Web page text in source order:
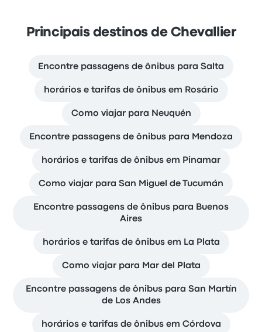
Principais destinos de Chevallier
Encontre passagens de ônibus para Salta
horários e tarifas de ônibus em Rosário
Como viajar para Neuquén
Encontre passagens de ônibus para Mendoza
horários e tarifas de ônibus em Pinamar
Como viajar para San Miguel de Tucumán
Encontre passagens de ônibus para Buenos
Aires
horários e tarifas de ônibus em La Plata
Como viajar para Mar del Plata
Encontre passagens de ônibus para San Martín
de Los Andes
horários e tarifas de ônibus em Córdova